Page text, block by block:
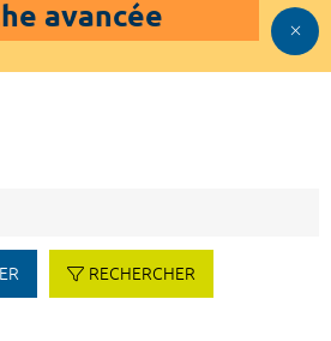
avancée
RECHERCHER